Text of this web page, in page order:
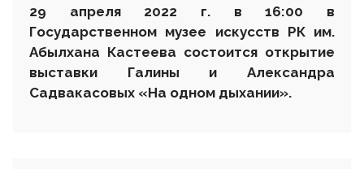
29 апреля 2022 г. в 16:00 в
Государственном музее искусств РК им.
Абылхана Кастеева состоится открытие
выставки Галины и Александра
Садвакасовых «На одном дыхании».